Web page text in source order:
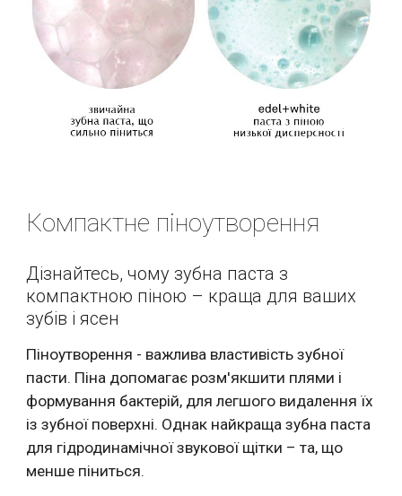
Компактне піноутворення
Дізнайтесь, чому зубна паста з
компактною піною – краща для ваших
зубів і ясен
Піноутворення - важлива властивість зубної
пасти. Піна допомагає розм'якшити плями і
формування бактерій, для легшого видалення їх
із зубної поверхні. Однак найкраща зубна паста
для гідродинамічної звукової щітки – та, що
менше піниться.